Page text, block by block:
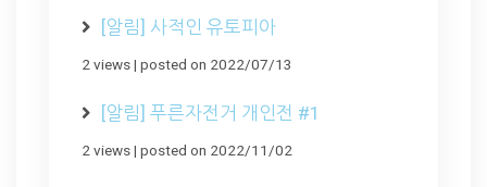
[알림] 사적인 유토피아
2 views| posted on 2022/07/13
[알림] 푸른자전거 개인전 #1
2 views| posted on 2022/11/02